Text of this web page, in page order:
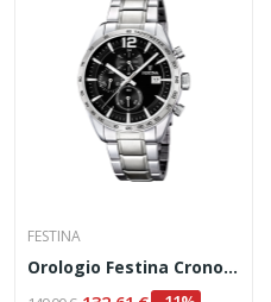
FESTINA
Orologio Festina Cronografo Da Uomo Codice...